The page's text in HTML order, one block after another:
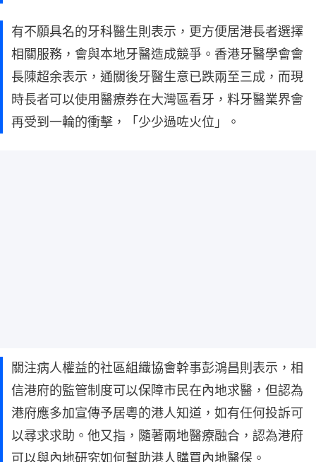
有不願具名的牙科醫生則表示，更方便居港長者選擇
相關服務，會與本地牙醫造成競爭。香港牙醫學會會
長陳超余表示，通關後牙醫生意已跌兩至三成，而現
時長者可以使用醫療券在大灣區看牙，料牙醫業界會
再受到一輪的衝擊，「少少過咗火位」。
關注病人權益的社區組織協會幹事彭鴻昌則表示，相
信港府的監管制度可以保障市民在內地求醫，但認為
港府應多加宣傳予居粵的港人知道，如有任何投訴可
以尋求求助。他又指，隨著兩地醫療融合，認為港府
可以與內地研究如何幫助港人購買內地醫保。